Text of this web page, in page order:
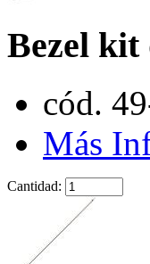
Bezel kit
cód.
Más
Cantidad: